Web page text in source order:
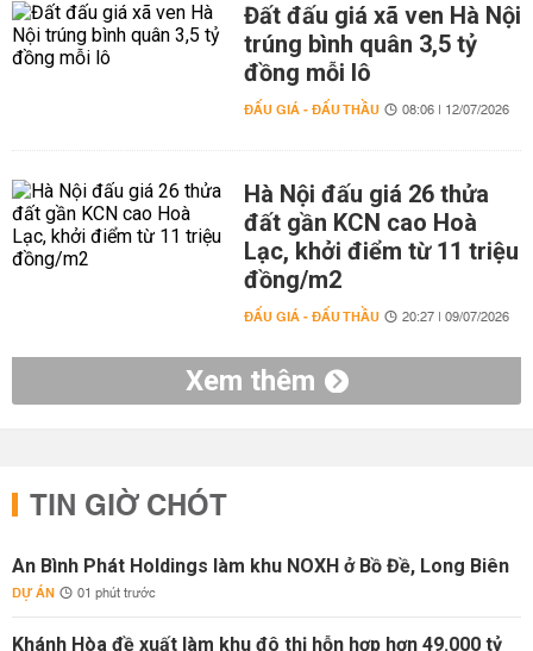
Đất đấu giá xã ven Hà Nội
trúng bình quân 3,5 tỷ
đồng mỗi lô
ĐẤU GIÁ - ĐẤU THẦU 08:06 | 12/07/2026
Hà Nội đấu giá 26 thửa
đất gần KCN cao Hoà
Lạc, khởi điểm từ 11 triệu
đồng/m2
ĐẤU GIÁ - ĐẤU THẦU 20:27 | 09/07/2026
Xem thêm
TIN GIỜ CHÓT
An Bình Phát Holdings làm khu NOXH ở Bồ Đề, Long Biên
DỰ ÁN 01 phút trước
Khánh Hòa đề xuất làm khu đô thị hỗn hợp hơn 49.000 tỷ